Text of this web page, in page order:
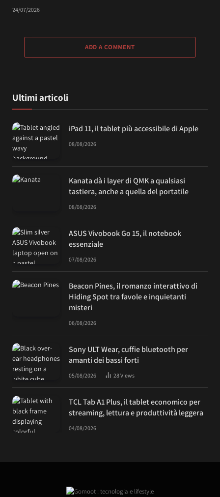
24/07/2026
ADD A COMMENT
Ultimi articoli
iPad 11, il tablet più accessibile di Apple
08/08/2026
Kanata dà i layer di QMK a qualsiasi
tastiera, anche a quella del portatile
08/08/2026
ASUS Vivobook Go 15, il notebook
essenziale
07/08/2026
Beacon Pines, il romanzo interattivo di
Hiding Spot tra favole e inquietanti
misteri
06/08/2026
Sony ULT Wear, cuffie bluetooth per
amanti dei bassi forti
05/08/2026 28Views
TCL Tab A1 Plus, il tablet economico per
streaming, lettura e produttività leggera
04/08/2026